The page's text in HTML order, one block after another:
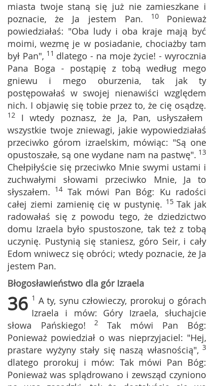
miasta twoje staną się już nie zamieszkane i
poznacie, że Ja jestem Pan. 10 Ponieważ
powiedziałaś: "Oba ludy i oba kraje mają być
moimi, wezmę je w posiadanie, chociażby tam
był Pan", 11 dlatego - na moje życie! - wyrocznia
Pana Boga - postąpię z tobą według mego
gniewu i mego oburzenia, tak jak ty
postępowałaś w swojej nienawiści względem
nich. I objawię się tobie przez to, że cię osądzę.
12 I wtedy poznasz, że Ja, Pan, usłyszałem
wszystkie twoje zniewagi, jakie wypowiedziałaś
przeciwko górom izraelskim, mówiąc: "Są one
opustoszałe, są one wydane nam na pastwę". 13
Chełpiłyście się przeciwko Mnie swymi ustami i
zuchwałymi słowami przeciwko Mnie, Ja to
słyszałem. 14 Tak mówi Pan Bóg: Ku radości
całej ziemi zamienię cię w pustynię. 15Tak jak
radowałaś się z powodu tego, że dziedzictwo
domu Izraela było spustoszone, tak też z tobą
uczynię. Pustynią się staniesz, góro Seir, i cały
Edom wniwecz się obróci; wtedy poznacie, że Ja
jestem Pan.
Błogosławieństwo dla gór Izraela
36 1 A ty, synu człowieczy, prorokuj o górach
Izraela i mów: Góry Izraela, słuchajcie
słowa Pańskiego! 2Tak mówi Pan Bóg:
Ponieważ powiedział o was nieprzyjaciel: "Hej,
prastare wyżyny stały się naszą własnością", 3
dlatego prorokuj i mów: Tak mówi Pan Bóg:
Ponieważ was splądrowano i zewsząd czyniono